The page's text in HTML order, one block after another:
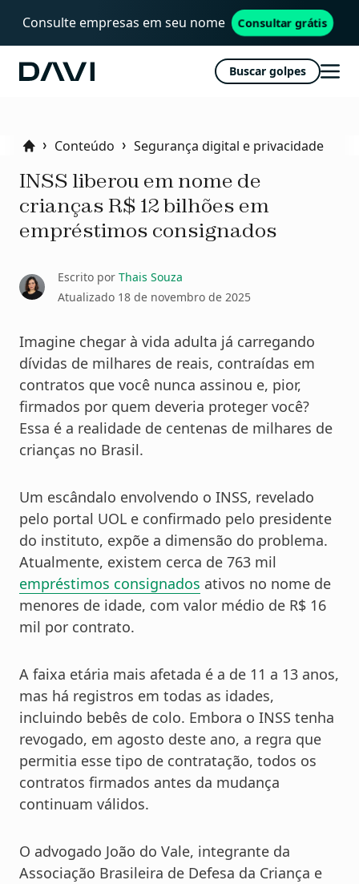
Consulte empresas em seu nome Consultar grátis
Davi Buscar golpes
Abrir
HomeConteúdo Segurança digital e privacidade
INSS liberou em nome de
crianças R$ 12 bilhões em
empréstimos consignados
Escrito por Thais Souza
Atualizado 18 de novembro de 2025
Imagine chegar à vida adulta já carregando
dívidas de milhares de reais, contraídas em
contratos que você nunca assinou e, pior,
firmados por quem deveria proteger você?
Essa é a realidade de centenas de milhares de
crianças no Brasil.
Um escândalo envolvendo o INSS, revelado
pelo portal UOL e confirmado pelo presidente
do instituto, expõe a dimensão do problema.
Atualmente, existem cerca de 763 mil
empréstimos consignados ativos no nome de
menores de idade, com valor médio de R$ 16
mil por contrato.
A faixa etária mais afetada é a de 11 a 13 anos,
mas há registros em todas as idades,
incluindo bebês de colo. Embora o INSS tenha
revogado, em agosto deste ano, a regra que
permitia esse tipo de contratação, todos os
contratos firmados antes da mudança
continuam válidos.
O advogado João do Vale, integrante da
Associação Brasileira de Defesa da Criança e